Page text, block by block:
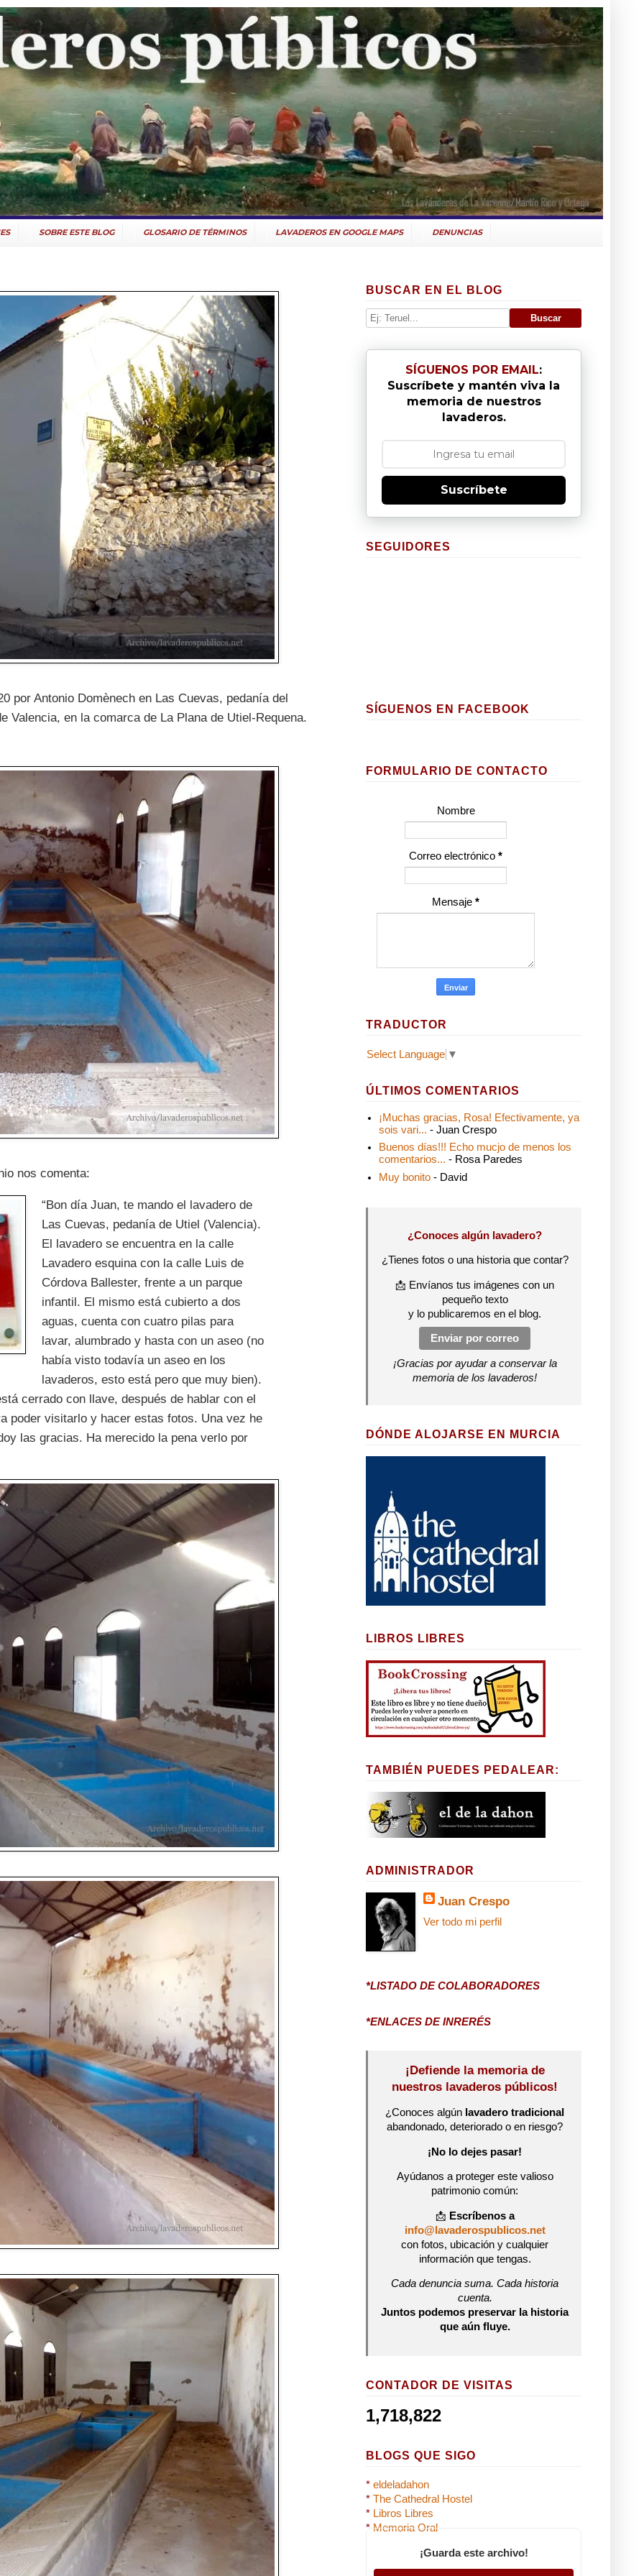
SOBRE ESTE BLOG GLOSARIO DE TÉRMINOS LAVADEROS EN GOOGLE MAPS DENUNCIAS
por Antonio Domènech en Las Cuevas, pedanía del
Valencia, en la comarca de La Plana de Utiel-Requena.
nos comenta:
“Bon día Juan, te mando el lavadero de
Las Cuevas, pedanía de Utiel (Valencia).
El lavadero se encuentra en la calle
Lavadero esquina con la calle Luis de
Córdova Ballester, frente a un parque
infantil. El mismo está cubierto a dos
aguas, cuenta con cuatro pilas para
lavar, alumbrado y hasta con un aseo (no
había visto todavía un aseo en los
lavaderos, esto está pero que muy bien).
cerrado con llave, después de hablar con el
poder visitarlo y hacer estas fotos. Una vez he
las gracias. Ha merecido la pena verlo por
BUSCAR EN EL BLOG
SÍGUENOS POR EMAIL:
Suscríbete y mantén viva la
memoria de nuestros
lavaderos.
Suscríbete
SEGUIDORES
SÍGUENOS EN FACEBOOK
FORMULARIO DE CONTACTO
Nombre
Correo electrónico *
Mensaje *
TRADUCTOR
Select Language ▼
ÚLTIMOS COMENTARIOS
¡Muchas gracias, Rosa! Efectivamente, ya
sois vari... - Juan Crespo
Buenos días!!! Echo mucjo de menos los
comentarios... - Rosa Paredes
Muy bonito - David
¿Conoces algún lavadero?
¿Tienes fotos o una historia que contar?
📩 Envíanos tus imágenes con un
pequeño texto
y lo publicaremos en el blog.
Enviar por correo
¡Gracias por ayudar a conservar la
memoria de los lavaderos!
DÓNDE ALOJARSE EN MURCIA
LIBROS LIBRES
TAMBIÉN PUEDES PEDALEAR:
ADMINISTRADOR
Juan Crespo
Ver todo mi perfil
*LISTADO DE COLABORADORES
*ENLACES DE INRERÉS
¡Defiende la memoria de
nuestros lavaderos públicos!
¿Conoces algún lavadero tradicional
abandonado, deteriorado o en riesgo?
¡No lo dejes pasar!
Ayúdanos a proteger este valioso
patrimonio común:
📩 Escríbenos a
info@lavaderospublicos.net
con fotos, ubicación y cualquier
información que tengas.
Cada denuncia suma. Cada historia
cuenta.
Juntos podemos preservar la historia
que aún fluye.
CONTADOR DE VISITAS
1,718,822
BLOGS QUE SIGO
* eldeladahon
* The Cathedral Hostel
* Libros Libres
* Memoria Oral
¡Guarda este archivo!